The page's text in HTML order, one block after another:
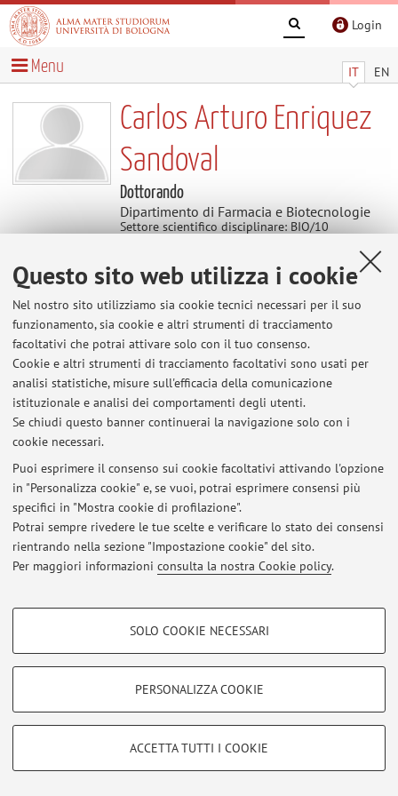
Questo sito web utilizza i cookie
Nel nostro sito utilizziamo sia cookie tecnici necessari per il suo
funzionamento, sia cookie e altri strumenti di tracciamento
facoltativi che potrai attivare solo con il tuo consenso.
Cookie e altri strumenti di tracciamento facoltativi sono usati per
analisi statistiche, misure sull'efficacia della comunicazione
istituzionale e analisi dei comportamenti degli utenti.
Se chiudi questo banner continuerai la navigazione solo con i
cookie necessari.
Puoi esprimere il consenso sui cookie facoltativi attivando l'opzione
in "Personalizza cookie" e, se vuoi, potrai esprimere consensi più
specifici in "Mostra cookie di profilazione".
Potrai sempre rivedere le tue scelte e verificare lo stato dei consensi
rientrando nella sezione "Impostazione cookie" del sito.
Per maggiori informazioni consulta la nostra Cookie policy.
COOKIE DI PROFILAZIONE - FACOLTATIVI
COOKIE TECNICI - NECESSARI
Si tratta di cookie tecnici utilizzati, a titolo esemplificativo, per il corretto
SOLO COOKIE NECESSARI
PERSONALIZZA COOKIE
ACCETTA TUTTI I COOKIE
Login
IT EN
Menu
Carlos Arturo Enriquez
Sandoval
Dottorando
Dipartimento di Farmacia e Biotecnologie
Settore scientifico disciplinare: BIO/10
Contenuti utili
Al momento non sono presenti contenuti.
Ultimi avvisi
Area riservata
© 2026 - ALMA MATER STUDIORUM - Università di Bologna - Via
Zamboni, 33 - 40126 Bologna - Partita IVA: 01131710376
|Note legali|Impostazioni Cookie